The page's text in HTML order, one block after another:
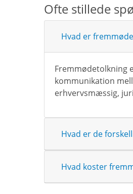
Ofte stillede
Hvad er
Fremmødetolkning
kommunikation
erhvervsmæssig,
Hvad er de
Hvad koster